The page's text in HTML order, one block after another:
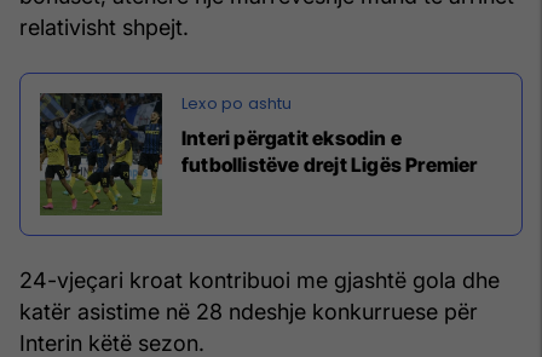
relativisht shpejt.
Interi përgatit eksodin e
futbollistëve drejt Ligës Premier
24-vjeçari kroat kontribuoi me gjashtë gola dhe
katër asistime në 28 ndeshje konkurruese për
Interin këtë sezon.